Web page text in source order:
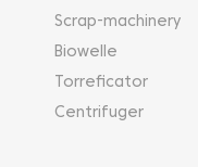
Scrap-machinery
Biowelle
Torreficator
Centrifuger